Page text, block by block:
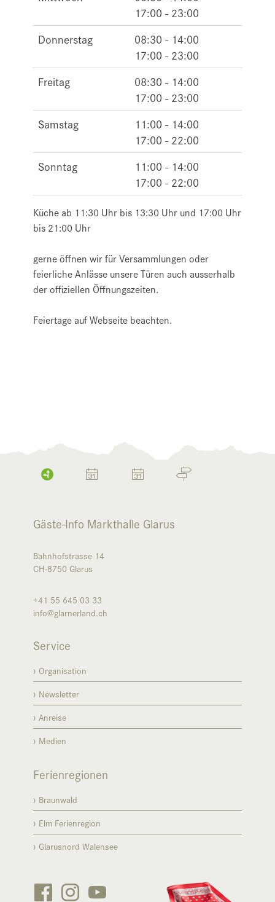
17:00 - 23:00
Donnerstag
08:30 - 14:00
17:00 - 23:00
Freitag
08:30 - 14:00
17:00 - 23:00
Samstag
11:00 - 14:00
17:00 - 22:00
Sonntag
11:00 - 14:00
17:00 - 22:00
Küche ab 11:30 Uhr bis 13:30 Uhr und 17:00 Uhr
bis 21:00 Uhr
gerne öffnen wir für Versammlungen oder
feierliche Anlässe unsere Türen auch ausserhalb
der offiziellen Öffnungszeiten.
Feiertage auf Webseite beachten.
Gäste-Info Markthalle Glarus
Bahnhofstrasse 14
CH-8750 Glarus
+41 55 645 03 33
info@glarnerland.ch
Service
Organisation
Newsletter
Anreise
Medien
Ferienregionen
Braunwald
Elm Ferienregion
Glarusnord Walensee
  